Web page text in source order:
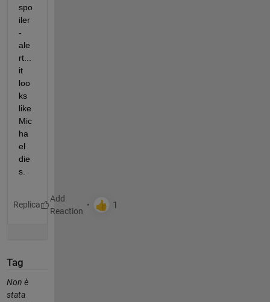
spo
iler
-
ale
rt...
it
loo
ks
like
Mic
ha
el
die
s.
Replica
Tag
Non è
stata